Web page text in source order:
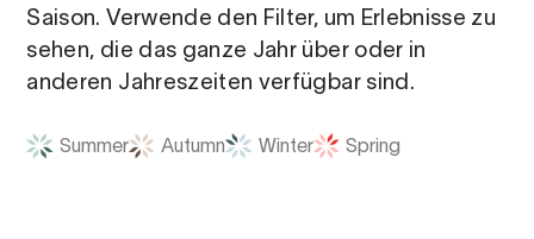
Saison. Verwende den Filter, um Erlebnisse zu
sehen, die das ganze Jahr über oder in
anderen Jahreszeiten verfügbar sind.
Summer Autumn Winter Spring